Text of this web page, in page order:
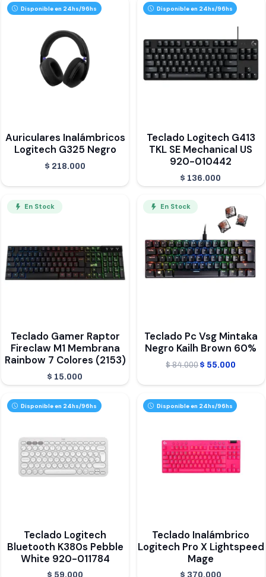
Disponible en 24hs/96hs
Auriculares Inalámbricos
Logitech G325 Negro
$ 218.000
Disponible en 24hs/96hs
Teclado Logitech G413
TKL SE Mechanical US
920-010442
$ 136.000
En Stock
Teclado Gamer Raptor
Fireclaw M1 Membrana
Rainbow 7 Colores (2153)
$ 15.000
En Stock
Teclado Pc Vsg Mintaka
Negro Kailh Brown 60%
$84.000El
era:
$ 55.000
precio
es:
Disponible en 24hs/96hs
Teclado Logitech
Bluetooth K380s Pebble
White 920-011784
$ 59.000
Disponible en 24hs/96hs
Teclado Inalámbrico
Logitech Pro X Lightspeed
Mage
$ 370.000